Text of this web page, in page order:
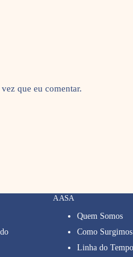
que eu comentar.
A ASA
Quem Somos
Como Surgimos
Linha do Tempo